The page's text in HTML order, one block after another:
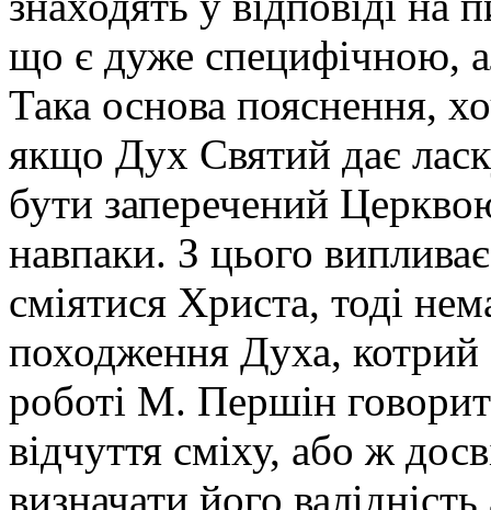
що є дуже специфічною,
Така основа пояснення,
якщо Дух Святий дає
бути заперечений
навпаки. З цього
сміятися Христа, тоді
походження Духа, котрий
роботі М. Першін
відчуття сміху, або ж
визначати його